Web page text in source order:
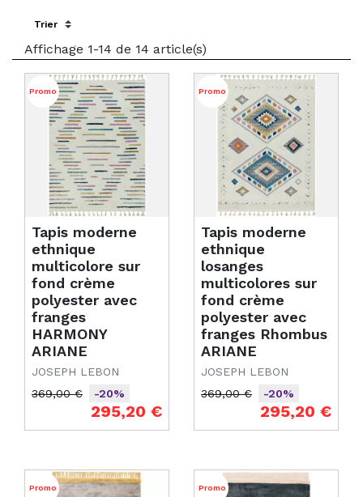
Sort by:
Affichage 1-14 de 14 article(s)
Tapis moderne
ethnique
multicolore sur
fond crème
polyester avec
franges
HARMONY
ARIANE
JOSEPH LEBON
Prix de base
369,00 €
-20%
295,20 €
Promo
Tapis moderne
ethnique
losanges
multicolores sur
fond crème
polyester avec
franges Rhombus
ARIANE
JOSEPH LEBON
Prix de base
369,00 €
-20%
295,20 €
Promo
Promo Promo